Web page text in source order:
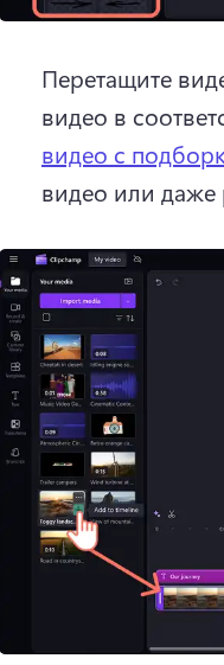
Перетащите
видео в
видео с
видео или